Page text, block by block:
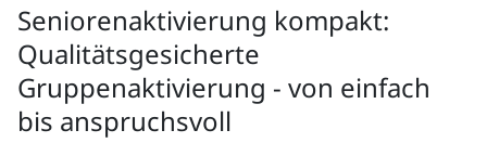
Seniorenaktivierung kompakt:
Qualitätsgesicherte
Gruppenaktivierung - von einfach
bis anspruchsvoll